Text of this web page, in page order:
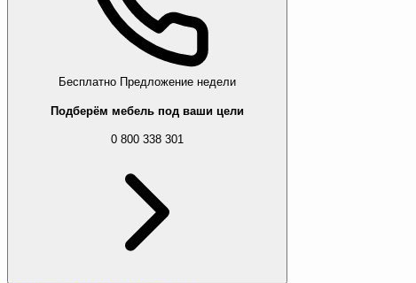
Бесплатно Предложение недели
Подберём мебель под ваши цели
0 800 338 301